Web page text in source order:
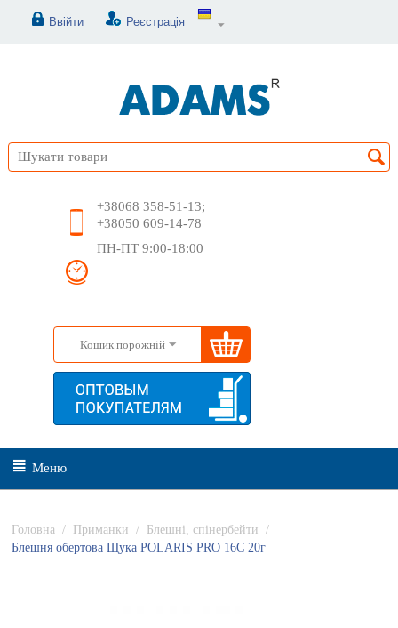
Ввійти Реєстрація
+38068 358-51-13;
+38050 609-14-78
ПН-ПТ 9:00-18:00
Кошик порожній
Меню
Головна / Приманки / Блешні, спінербейти
/
Блешня обертова Щука POLARIS PRO 16C 20г